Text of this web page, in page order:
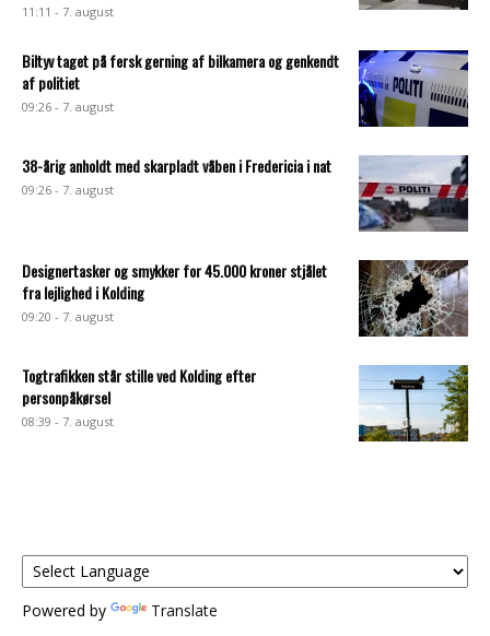
11:11 - 7. august
Biltyv taget på fersk gerning af bilkamera og genkendt
af politiet
09:26 - 7. august
38-årig anholdt med skarpladt våben i Fredericia i nat
09:26 - 7. august
Designertasker og smykker for 45.000 kroner stjålet
fra lejlighed i Kolding
09:20 - 7. august
Togtrafikken står stille ved Kolding efter
personpåkørsel
08:39 - 7. august
Powered by Translate